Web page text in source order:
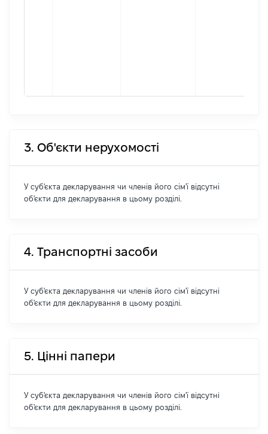
3. Об'єкти нерухомості
У суб'єкта декларування чи членів його сім'ї відсутні
об'єкти для декларування в цьому розділі.
4. Транспортні засоби
У суб'єкта декларування чи членів його сім'ї відсутні
об'єкти для декларування в цьому розділі.
5. Цінні папери
У суб'єкта декларування чи членів його сім'ї відсутні
об'єкти для декларування в цьому розділі.